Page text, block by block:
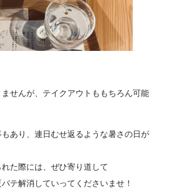
せんが、テイクアウトももちろん可能
あり、連日むせ返るような暑さの日が
た際には、ぜひ寄り道して
テ解消していってくださいませ！